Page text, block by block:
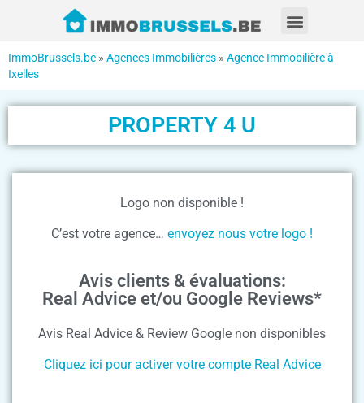
ImmoBrussels.be » Agences Immobilières » Agence Immobilière à
Ixelles
PROPERTY 4 U
Logo non disponible !
C’est votre agence… envoyez nous votre logo !
Avis clients & évaluations:
Real Advice et/ou Google Reviews*
Avis Real Advice & Review Google non disponibles
Cliquez ici pour activer votre compte Real Advice